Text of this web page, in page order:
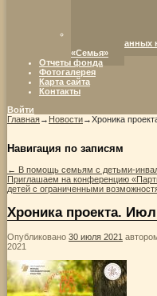
защиты семьи,
ориентированных
«Семья»
Отчеты фонда
Фотогалерея
Карта сайта
Контакты
Войти
Главная→ Новости→Хроника
Навигация по записям
← В помощь семьям с детьми-
Приглашаем на конференцию
детей с ограниченными
Хроника проекта.
Опубликовано 30 июля 2021
2021